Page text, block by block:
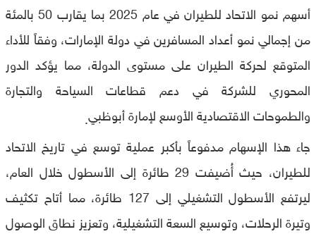
أسهم نمو الاتحاد للطيران في عام 2025 بما يقارب 50 بالمئة
من إجمالي نمو أعداد المسافرين في دولة الإمارات، وفقاً للأداء
المتوقع لحركة الطيران على مستوى الدولة، مما يؤكد الدور
المحوري للشركة في دعم قطاعات السياحة والتجارة
والطموحات الاقتصادية الأوسع لإمارة أبوظبي.
جاء هذا الإسهام مدفوعاً بأكبر عملية توسع في تاريخ الاتحاد
للطيران، حيث أُضيفت 29 طائرة إلى الأسطول خلال العام،
ليرتفع الأسطول التشغيلي إلى 127 طائرة، مما أتاح تكثيف
وتيرة الرحلات، وتوسيع السعة التشغيلية، وتعزيز نطاق الوصول